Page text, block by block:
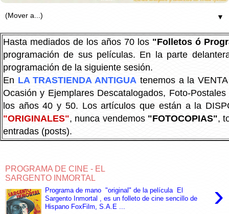
▼
Hasta mediados de los años 70 los "Folletos ó
programación de sus películas. En la parte
programación de la siguiente sesión.
En LA TRASTIENDA ANTIGUA tenemos a la
Ocasión y Ejemplares Descatalogados, Foto-
los años 40 y 50. Los artículos que están a la
"ORIGINALES", nunca vendemos "FOTOCOPIAS",
entradas (posts).
PROGRAMA DE CINE - EL
SARGENTO INMORTAL
›
Programa de mano "original" de la película El
Sargento Inmortal , es un folleto de cine sencillo de
Hispano FoxFilm, S.A.E ...